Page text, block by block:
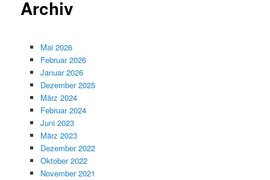
Archiv
Mai 2026
Februar 2026
Januar 2026
Dezember 2025
März 2024
Februar 2024
Juni 2023
März 2023
Dezember 2022
Oktober 2022
November 2021